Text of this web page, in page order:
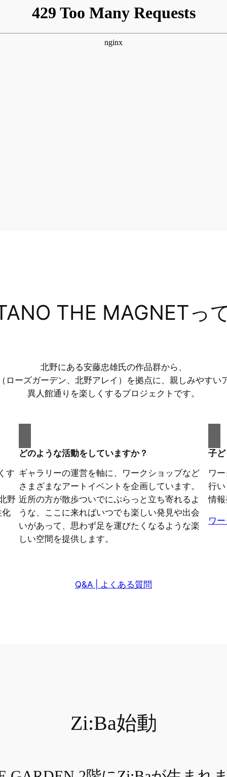
THE MAGNETっ
北野にある安藤忠雄氏の作品群から、
ローズガーデン、北野アレイ）
を拠点に、 親しみやすい
異人館通りを楽しくするプロジェクトです。
す
野
化
どのような活動をしていますか？
ギャラリーの運営を軸に、ワークショップなど
さまざまなアートイベントを企画しています。
近所の方が散歩ついでにぷらっと立ち寄れるよ
うな、ここに来ればいつでも楽しい発見や出会
いがあって、思わず足を運びたくなるような楽
しい空間を提供します。
子
ワ
行
情
ワ
Q&A | よくある質問
Zi:Ba始動